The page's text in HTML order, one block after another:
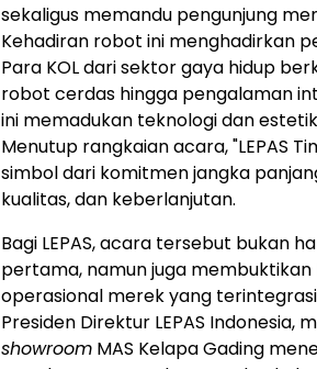
sekaligus memandu pengunjung
Kehadiran robot ini menghadirkan
Para KOL dari sektor gaya hidup
robot cerdas hingga pengalaman
ini memadukan teknologi dan
Menutup rangkaian acara, "LEPAS
simbol dari komitmen jangka
kualitas, dan keberlanjutan.
Bagi LEPAS, acara tersebut bukan
pertama, namun juga
operasional merek yang
Presiden Direktur LEPAS Indonesia,
showroom MAS Kelapa Gading